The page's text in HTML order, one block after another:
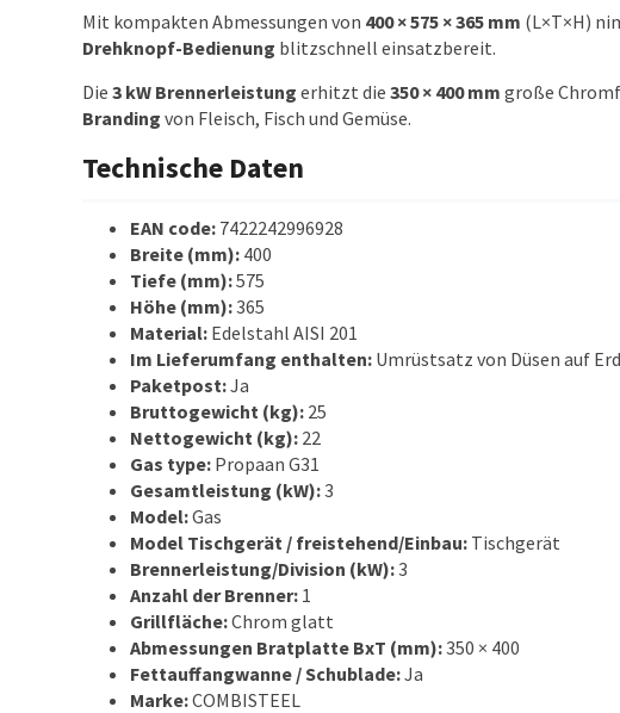
Mit kompakten Abmessungen von 400 × 575 × 365 mm (L×T×H)
Drehknopf-Bedienung blitzschnell einsatzbereit.
Die 3 kW Brennerleistung erhitzt die 350 × 400 mm große
Branding von Fleisch, Fisch und Gemüse.
Technische Daten
EAN code:7422242996928
Breite (mm):400
Tiefe (mm):575
Höhe (mm):365
Material:Edelstahl AISI 201
Im Lieferumfang enthalten:Umrüstsatz von Düsen auf
Paketpost:Ja
Bruttogewicht (kg):25
Nettogewicht (kg):22
Gas type:Propaan G31
Gesamtleistung (kW):3
Model:Gas
Model Tischgerät / freistehend/Einbau:Tischgerät
Brennerleistung/Division (kW):3
Anzahl der Brenner:1
Grillfläche:Chrom glatt
Abmessungen Bratplatte BxT (mm):350 × 400
Fettauffangwanne / Schublade:Ja
Marke:COMBISTEEL